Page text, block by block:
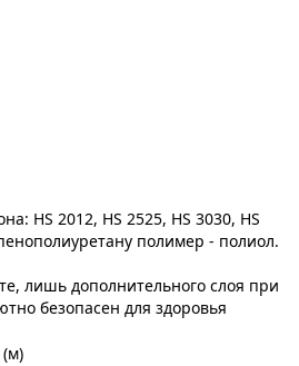
HS 2012, HS 2525, HS 3030, НS
полимер - полиол.
лишь дополнительного слоя при
безопасен для здоровья